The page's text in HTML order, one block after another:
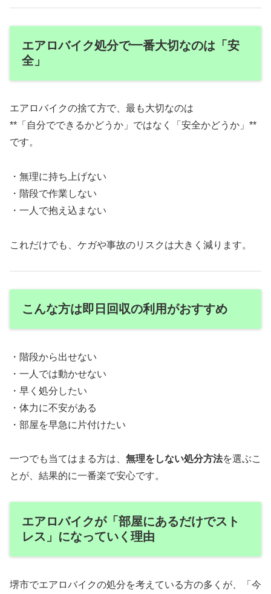
エアロバイク処分で一番大切なのは「安
全」
エアロバイクの捨て方で、最も大切なのは
**「自分でできるかどうか」ではなく「安全かどうか」**
です。
・無理に持ち上げない
・階段で作業しない
・一人で抱え込まない
これだけでも、ケガや事故のリスクは大きく減ります。
こんな方は即日回収の利用がおすすめ
・階段から出せない
・一人では動かせない
・早く処分したい
・体力に不安がある
・部屋を早急に片付けたい
一つでも当てはまる方は、 無理をしない処分方法を選ぶこ
とが、結果的に一番楽で安心です。
エアロバイクが「部屋にあるだけでスト
レス」になっていく理由
堺市でエアロバイクの処分を考えている方の多くが、「今